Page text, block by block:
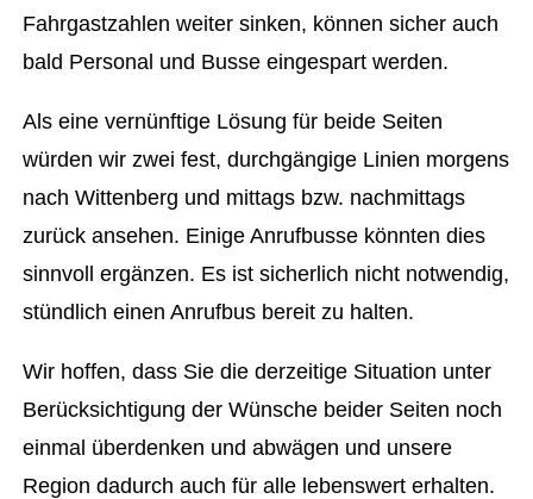
Fahrgastzahlen weiter sinken, können sicher auch
bald Personal und Busse eingespart werden.
Als eine vernünftige Lösung für beide Seiten
würden wir zwei fest, durchgängige Linien morgens
nach Wittenberg und mittags bzw. nachmittags
zurück ansehen. Einige Anrufbusse könnten dies
sinnvoll ergänzen. Es ist sicherlich nicht notwendig,
stündlich einen Anrufbus bereit zu halten.
Wir hoffen, dass Sie die derzeitige Situation unter
Berücksichtigung der Wünsche beider Seiten noch
einmal überdenken und abwägen und unsere
Region dadurch auch für alle lebenswert erhalten.